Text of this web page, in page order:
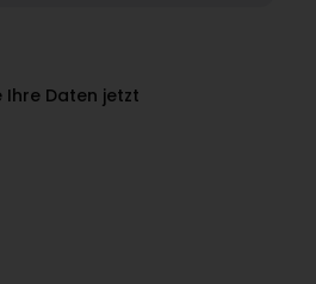
Ihre Daten jetzt